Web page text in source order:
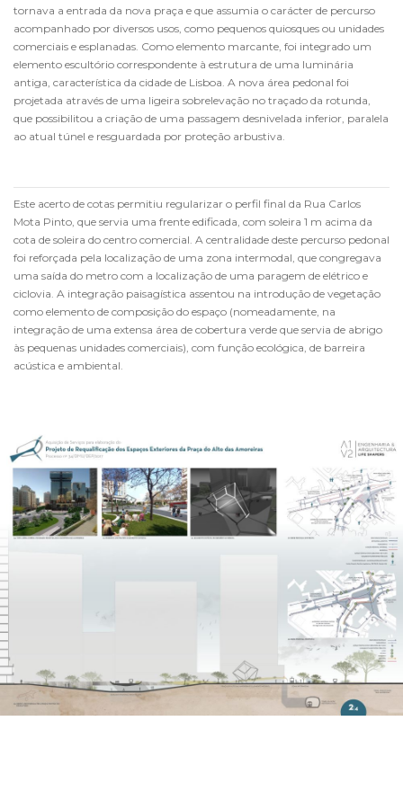
tornava a entrada da nova praça e que assumia o carácter de percurso
acompanhado por diversos usos, como pequenos quiosques ou unidades
comerciais e esplanadas. Como elemento marcante, foi integrado um
elemento escultório correspondente à estrutura de uma luminária
antiga, característica da cidade de Lisboa. A nova área pedonal foi
projetada através de uma ligeira sobrelevação no traçado da rotunda,
que possibilitou a criação de uma passagem desnivelada inferior, paralela
ao atual túnel e resguardada por proteção arbustiva.
Este acerto de cotas permitiu regularizar o perfil final da Rua Carlos
Mota Pinto, que servia uma frente edificada, com soleira 1 m acima da
cota de soleira do centro comercial. A centralidade deste percurso pedonal
foi reforçada pela localização de uma zona intermodal, que congregava
uma saída do metro com a localização de uma paragem de elétrico e
ciclovia. A integração paisagística assentou na introdução de vegetação
como elemento de composição do espaço (nomeadamente, na
integração de uma extensa área de cobertura verde que servia de abrigo
às pequenas unidades comerciais), com função ecológica, de barreira
acústica e ambiental.